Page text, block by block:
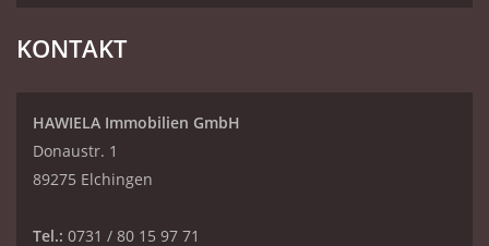
KONTAKT
HAWIELA Immobilien GmbH
Donaustr. 1
89275 Elchingen
Tel.: 0731 / 80 15 97 71